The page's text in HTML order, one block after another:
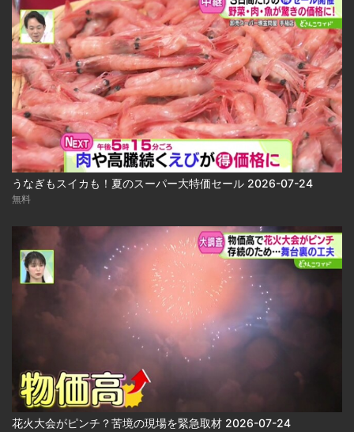
うなぎもスイカも！夏のスーパー大特価セール 2026-07-24
無料
花火大会がピンチ？苦境の現場を緊急取材 2026-07-24